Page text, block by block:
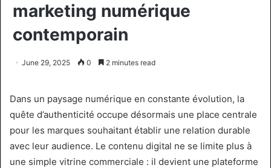
marketing numérique
contemporain
June 29, 2025 0 2 minutes read
Dans un paysage numérique en constante évolution, la
quête d’authenticité occupe désormais une place centrale
pour les marques souhaitant établir une relation durable
avec leur audience. Le contenu digital ne se limite plus à
une simple vitrine commerciale : il devient une plateforme